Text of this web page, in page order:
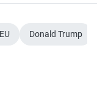
EU Donald Trump